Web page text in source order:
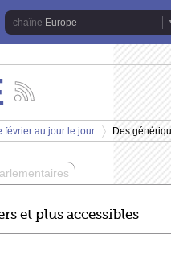
Europe
les
actualités
de
chaîne
Europe
février au jour le jour
>
Des
et plus accessibles